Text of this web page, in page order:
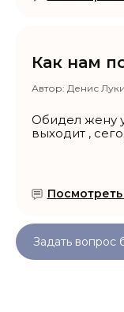
Как нам
Автор: Денис
Обидел жену
выходит ,
Задать вопрос